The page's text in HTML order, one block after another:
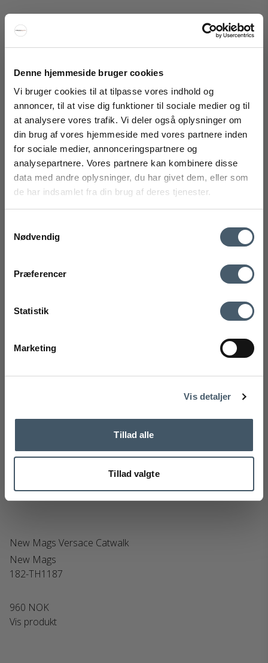
Denne hjemmeside bruger cookies
Vi bruger cookies til at tilpasse vores indhold og
annoncer, til at vise dig funktioner til sociale medier og til
at analysere vores trafik. Vi deler også oplysninger om
din brug af vores hjemmeside med vores partnere inden
for sociale medier, annonceringspartnere og
analysepartnere. Vores partnere kan kombinere disse
data med andre oplysninger, du har givet dem, eller som
de har indsamlet fra din brug af deres tjenester.
Nødvendig
Præferencer
Statistik
Marketing
Vis detaljer
Tillad alle
Tillad valgte
We Do Wood Loop Desk Skrivebord
We Do Wood
263-3060402
10.968 NOK
7.719 NOK
New Mags Versace Catwalk
New Mags
182-TH1187
960 NOK
Vis produkt
FÅ 20% RABATT
Få 20 % rabatt ved å melde deg på vårt nyhetsbrev.
*Rabatten din kan ikke brukes på allerede nedsatte varer
eller produkter fra Rocket.
Ved å registrere deg godtar du å motta vårt nyhetsbrev
med gode tilbud og inspirasjon. Du kan alltid trekke tilbake
Nej tak